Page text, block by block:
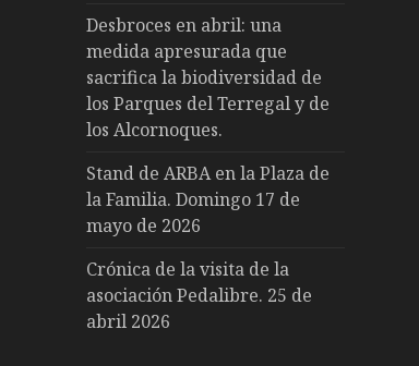
Desbroces en abril: una
medida apresurada que
sacrifica la biodiversidad de
los Parques del Terregal y de
los Alcornoques.
Stand de ARBA en la Plaza de
la Familia. Domingo 17 de
mayo de 2026
Crónica de la visita de la
asociación Pedalibre. 25 de
abril 2026